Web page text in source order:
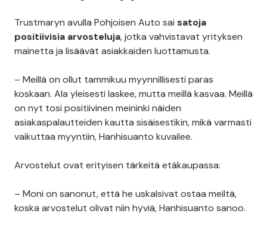
Trustmaryn avulla Pohjoisen Auto sai satoja
positiivisia arvosteluja, jotka vahvistavat yrityksen
mainetta ja lisäävät asiakkaiden luottamusta.
– Meillä on ollut tammikuu myynnillisesti paras
koskaan. Ala yleisesti laskee, mutta meillä kasvaa. Meillä
on nyt tosi positiivinen meininki näiden
asiakaspalautteiden kautta sisäisestikin, mikä varmasti
vaikuttaa myyntiin, Hanhisuanto kuvailee.
Arvostelut ovat erityisen tärkeitä etäkaupassa:
– Moni on sanonut, että he uskalsivat ostaa meiltä,
koska arvostelut olivat niin hyviä, Hanhisuanto sanoo.